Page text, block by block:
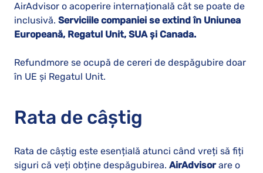
AirAdvisor o acoperire internațională cât se poate de
inclusivă. Serviciile companiei se extind în Uniunea
Europeană, Regatul Unit, SUA și Canada.
Refundmore se ocupă de cereri de despăgubire doar
în UE și Regatul Unit.
Rata de câștig
Rata de câștig este esențială atunci când vreți să fiți
siguri că veți obține despăgubirea. AirAdvisorare o